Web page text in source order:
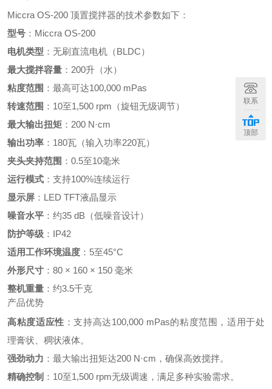
Miccra OS-200 顶置搅拌器的技术参数如下：
型号 ： Miccra OS-200
电机类型 ： 无刷直流电机（BLDC）
最大搅拌容量 ： 200升（水）
粘度范围 ： 最高可达100,000 mPas
转速范围 ： 10至1,500 rpm（旋钮无级调节）
最大输出扭矩 ： 200 N·cm
输出功率 ： 180瓦（输入功率220瓦）
夹头夹持范围 ： 0.5至10毫米
运行模式 ： 支持100%连续运行
显示屏 ： LED TFT液晶显示
噪音水平 ： 约35 dB（低噪音设计）
防护等级 ：IP42
适用工作环境温度 ： 5至45°C
外形尺寸 ： 80 × 160 × 150 毫米
整机重量 ： 约3.5千克
产品优势
高粘度适应性 ：支持高达100,000 mPas的粘度范围，适用于处
理膏状、稠状液体。
强劲动力 ： 最大输出扭矩达200 N·cm，确保高效搅拌。
精确控制 ：10至1,500 rpm无级调速，满足多种实验需求。
联系
顶部